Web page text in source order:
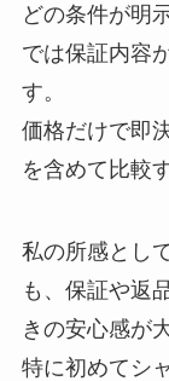
どの条件が明
では保証内容
す。
価格だけで即
を含めて比較
私の所感とし
も、保証や返
きの安心感が
特に初めてシ